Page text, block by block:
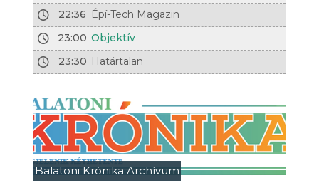
22:36 Épí-Tech Magazin
23:00 Objektív
23:30 Határtalan
Balatoni Krónika Archívum